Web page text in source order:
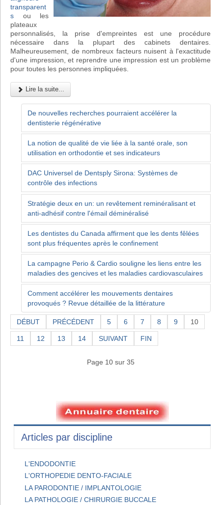
transparent
s ou les
plateaux
personnalisés, la prise d'empreintes est une procédure
nécessaire dans la plupart des cabinets dentaires.
Malheureusement, de nombreux facteurs nuisent à l'exactitude
d'une impression, et reprendre une impression est un problème
pour toutes les personnes impliquées.
Lire la suite...
De nouvelles recherches pourraient accélérer la
dentisterie régénérative
La notion de qualité de vie liée à la santé orale, son
utilisation en orthodontie et ses indicateurs
DAC Universel de Dentsply Sirona: Systèmes de
contrôle des infections
Stratégie deux en un: un revêtement reminéralisant et
anti-adhésif contre l'émail déminéralisé
Les dentistes du Canada affirment que les dents fêlées
sont plus fréquentes après le confinement
La campagne Perio & Cardio souligne les liens entre les
maladies des gencives et les maladies cardiovasculaires
Comment accélérer les mouvements dentaires
provoqués ? Revue détaillée de la littérature
DÉBUT PRÉCÉDENT 5 6 7 8 9 10
11 12 13 14 SUIVANT FIN
Page 10 sur 35
Articles par discipline
L'ENDODONTIE
L'ORTHOPEDIE DENTO-FACIALE
LA PARODONTIE / IMPLANTOLOGIE
LA PATHOLOGIE / CHIRURGIE BUCCALE